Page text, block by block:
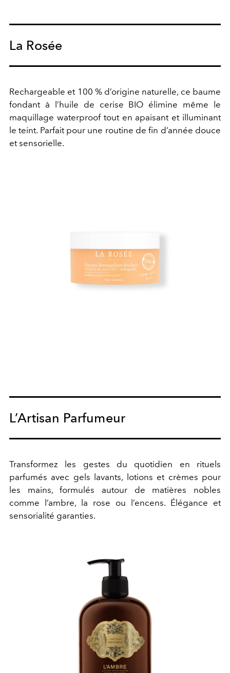
La Rosée
Rechargeable et 100 % d’origine naturelle, ce baume
fondant à l’huile de cerise BIO élimine même le
maquillage waterproof tout en apaisant et illuminant
le teint. Parfait pour une routine de fin d’année douce
et sensorielle.
L’Artisan Parfumeur
Transformez les gestes du quotidien en rituels
parfumés avec gels lavants, lotions et crèmes pour
les mains, formulés autour de matières nobles
comme l’ambre, la rose ou l’encens. Élégance et
sensorialité garanties.